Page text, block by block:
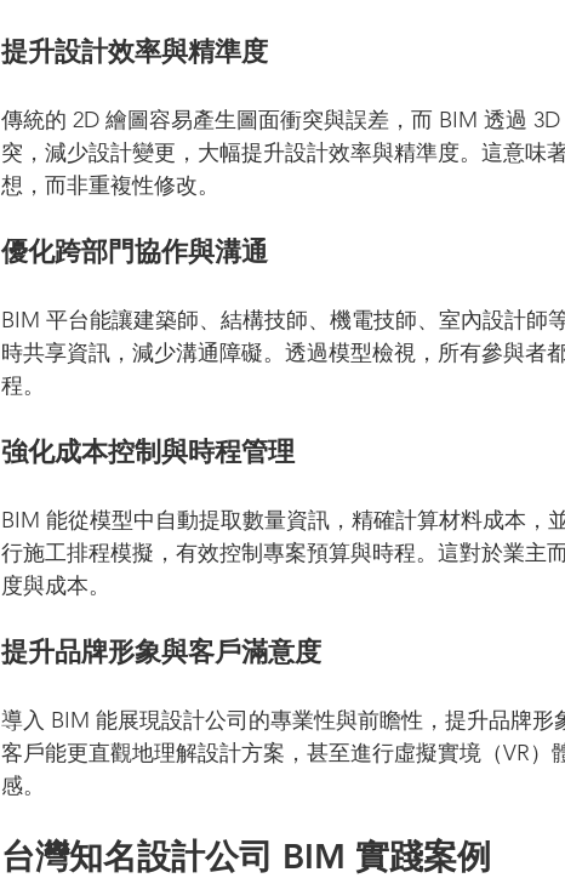
提升設計效率與精準度
傳統的 2D 繪圖容易產生圖面衝突與誤差，而 BIM 透過
突，減少設計變更，大幅提升設計效率與精準度。這意味
想，而非重複性修改。
優化跨部門協作與溝通
BIM 平台能讓建築師、結構技師、機電技師、室內設計師
時共享資訊，減少溝通障礙。透過模型檢視，所有參與者
程。
強化成本控制與時程管理
BIM 能從模型中自動提取數量資訊，精確計算材料成本，
行施工排程模擬，有效控制專案預算與時程。這對於業主
度與成本。
提升品牌形象與客戶滿意度
導入 BIM 能展現設計公司的專業性與前瞻性，提升品牌形
客戶能更直觀地理解設計方案，甚至進行虛擬實境（VR
感。
台灣知名設計公司 BIM 實踐案例